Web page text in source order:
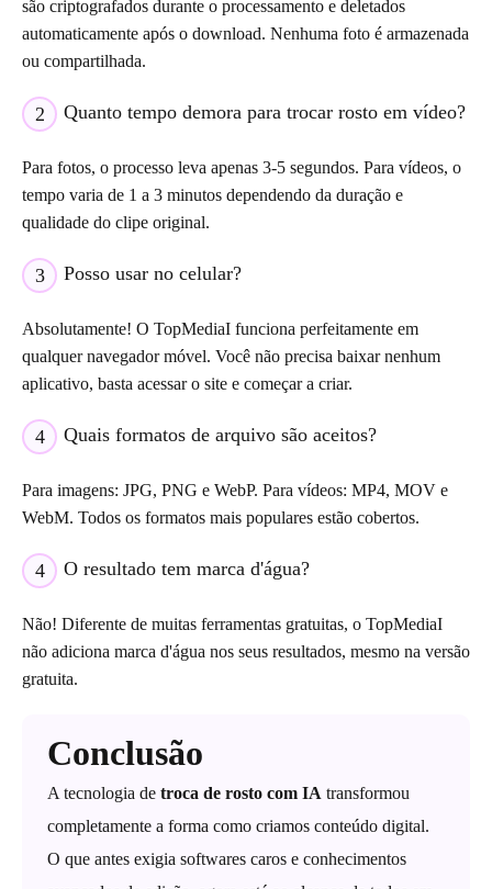
são criptografados durante o processamento e deletados
automaticamente após o download. Nenhuma foto é armazenada
ou compartilhada.
2 Quanto tempo demora para trocar rosto em vídeo?
Para fotos, o processo leva apenas 3-5 segundos. Para vídeos, o
tempo varia de 1 a 3 minutos dependendo da duração e
qualidade do clipe original.
3 Posso usar no celular?
Absolutamente! O TopMediaI funciona perfeitamente em
qualquer navegador móvel. Você não precisa baixar nenhum
aplicativo, basta acessar o site e começar a criar.
4 Quais formatos de arquivo são aceitos?
Para imagens: JPG, PNG e WebP. Para vídeos: MP4, MOV e
WebM. Todos os formatos mais populares estão cobertos.
4 O resultado tem marca d'água?
Não! Diferente de muitas ferramentas gratuitas, o TopMediaI
não adiciona marca d'água nos seus resultados, mesmo na versão
gratuita.
Conclusão
A tecnologia de troca de rosto com IA transformou
completamente a forma como criamos conteúdo digital.
O que antes exigia softwares caros e conhecimentos